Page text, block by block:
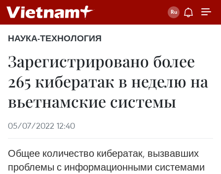
НАУКА-ТЕХНОЛОГИЯ
Зарегистрировано более
265 кибератак в неделю на
вьетнамские системы
05/07/2022 12:40
Общее количество кибератак, вызвавших
проблемы с информационными системами